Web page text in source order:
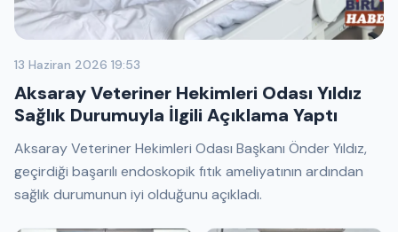
13 Haziran 2026 19:53
Aksaray Veteriner Hekimleri Odası Yıldız
Sağlık Durumuyla İlgili Açıklama Yaptı
Aksaray Veteriner Hekimleri Odası Başkanı Önder Yıldız,
geçirdiği başarılı endoskopik fıtık ameliyatının ardından
sağlık durumunun iyi olduğunu açıkladı.